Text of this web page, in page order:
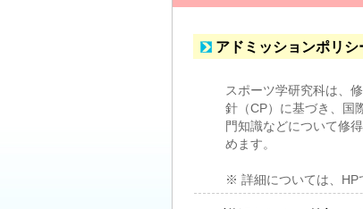
アドミッションポリシ
スポーツ学研究科は、
針（CP）に基づき、国
門知識などについて修
めます。
※ 詳細については、HP